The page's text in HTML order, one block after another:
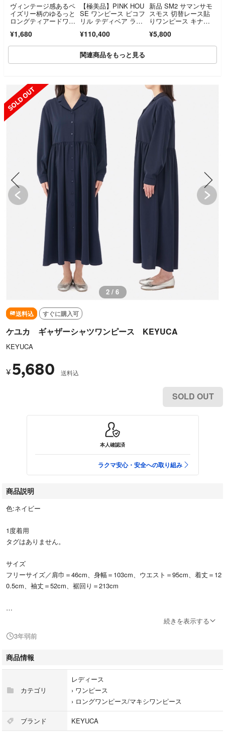
ヴィンテージ感あるペ
イズリー柄のゆるっと
ロングティアードワン
¥1,680
【極美品】PINK HOU
SE ワンピース ピコフ
リル テディベア ラビ
¥110,400
新品 SM2 サマンサモ
スモス 切替レース貼
りワンピース キナ
¥5,800
関連商品をもっと見る
SOLD OUT
3 / 6
送料込 すぐに購入可
ケユカ ギャザーシャツワンピース KEYUCA
KEYUCA
¥ 5,680 送料込
SOLD OUT
本人確認済
ラクマ安心・安全への取り組み
商品説明
色:ネイビー
1度着用
タグはありません。
サイズ
フリーサイズ／肩巾＝46cm、身幅＝103cm、ウエスト＝95cm、着丈＝12
0.5cm、袖丈＝52cm、裾回り＝213cm
材質：表地＝ポリエステル100％／裏地＝ポリエステル100％
状態良い為、お値下げ不可です。
続きを表示する
3年弱前
商品情報
カテゴリ
レディース
› ワンピース
› ロングワンピース/マキシワンピース
ブランド KEYUCA